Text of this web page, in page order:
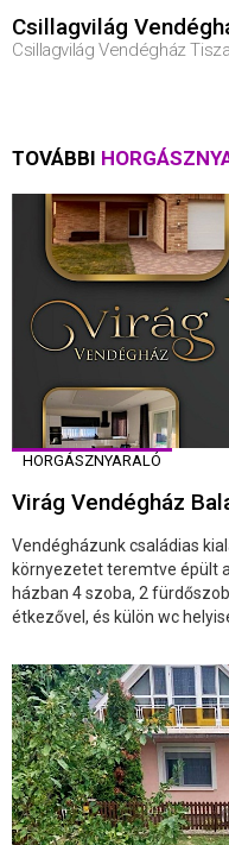
Csillagvilág
Csillagvilág Vendégház
TOVÁBBI
HORGÁSZNYARALÓ
Virág Vendégház
Vendégházunk családias
környezetet teremtve épült
házban 4 szoba, 2
étkezővel, és külön wc